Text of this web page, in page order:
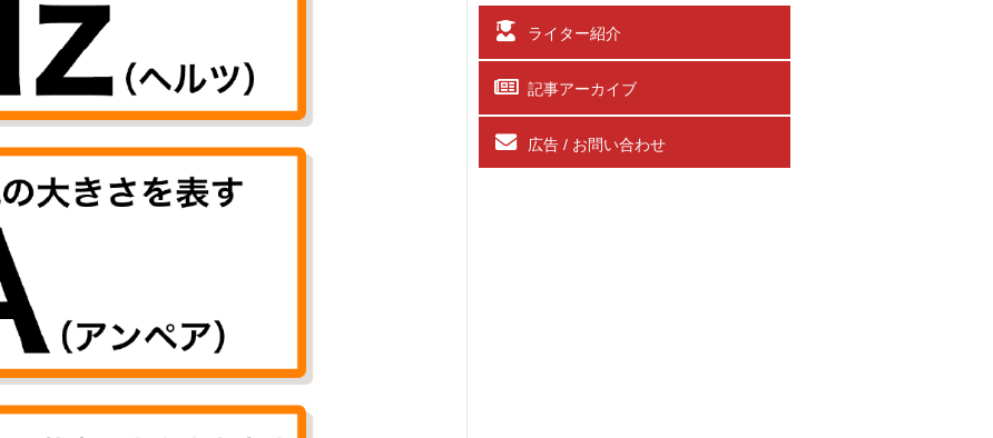
ライター紹介
記事アーカイブ
広告 / お問い合わせ